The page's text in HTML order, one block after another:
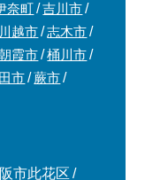
奈町
吉川市
川越市
志木市
霞市
桶川市
市
蕨市
市此花区